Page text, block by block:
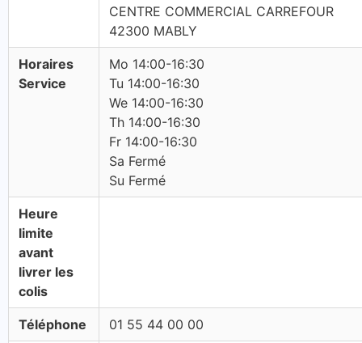
CENTRE COMMERCIAL CARREFOUR
42300 MABLY
Horaires
Service
Mo 14:00-16:30
Tu 14:00-16:30
We 14:00-16:30
Th 14:00-16:30
Fr 14:00-16:30
Sa Fermé
Su Fermé
Heure
limite
avant
livrer les
colis
Téléphone 01 55 44 00 00